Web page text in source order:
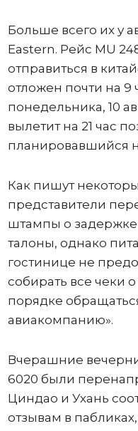
Больше всего их у
Eastern. Рейс MU
отправиться в
отложен почти на 9
понедельника, 10
вылетит на 21 час
планировавшийся
Как пишут
представители
штампы о
талоны, однако
гостинице не
собирать все чеки
порядке
авиакомпанию».
Вчерашние
6020 были
Циндао и Ухань
отзывам в